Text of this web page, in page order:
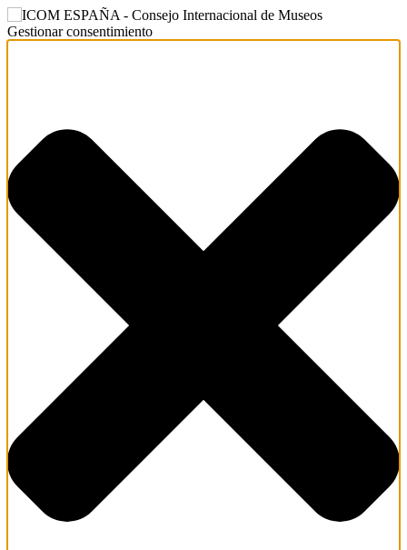
Gestionar consentimiento